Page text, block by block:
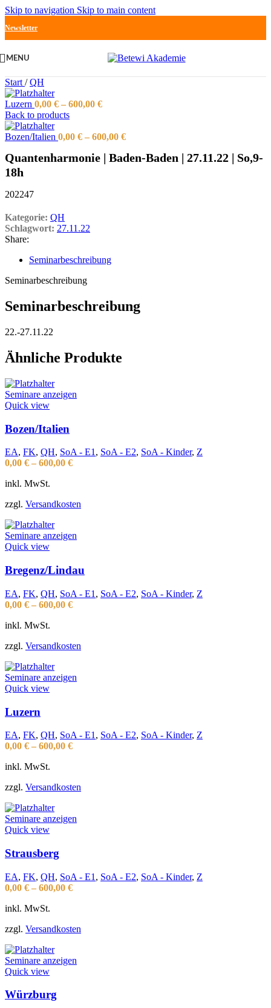
Skip to navigation Skip to main content
Newsletter
MENU
Start / QH
Luzern 0,00 € – 600,00 €
Back to products
Bozen/Italien 0,00 € – 600,00 €
Quantenharmonie | Baden-Baden | 27.11.22 | So,9-
18h
202247
Kategorie: QH
Schlagwort: 27.11.22
Share:
Seminarbeschreibung
Seminarbeschreibung
Seminarbeschreibung
22.-27.11.22
Ähnliche Produkte
Seminare anzeigen
Quick view
Bozen/Italien
EA, FK, QH, SoA - E1, SoA - E2, SoA - Kinder, Z
0,00 € – 600,00 €
inkl. MwSt.
zzgl. Versandkosten
Seminare anzeigen
Quick view
Bregenz/Lindau
EA, FK, QH, SoA - E1 , SoA - E2, SoA - Kinder, Z
0,00 € – 600,00 €
inkl. MwSt.
zzgl. Versandkosten
Seminare anzeigen
Quick view
Luzern
EA, FK, QH, SoA - E1 , SoA - E2, SoA - Kinder, Z
0,00 € – 600,00 €
inkl. MwSt.
zzgl. Versandkosten
Seminare anzeigen
Quick view
Strausberg
EA, FK, QH, SoA - E1 , SoA - E2, SoA - Kinder, Z
0,00 € – 600,00 €
inkl. MwSt.
zzgl. Versandkosten
Seminare anzeigen
Quick view
Würzburg